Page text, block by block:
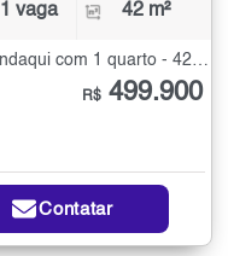
1 vaga 42 m²
Apartamento à Venda no Parque Mandaqui com 1 quarto - 42 m²
R$ 499.900
Contatar